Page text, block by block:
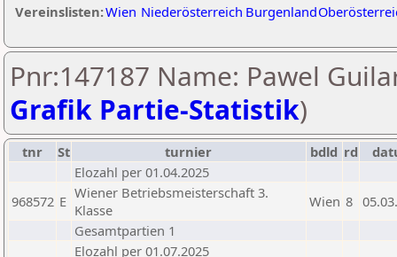
Vereinslisten:Wien Niederösterreich Burgenland
Pnr:147187 Name: Pawel
Grafik Partie-Statistik)
tnr St turnier bdld rd
Elozahl per 01.04.2025
968572 E Wiener Betriebsmeisterschaft 3.
Klasse
Wien 8
Gesamtpartien 1
Elozahl per 01.07.2025